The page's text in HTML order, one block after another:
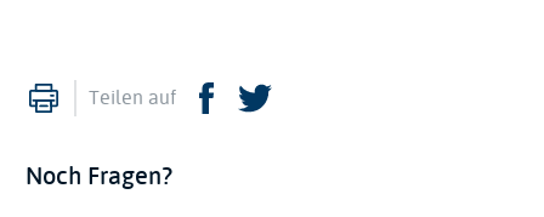
Drucken
Teilen auf Facebook
Noch Fragen?